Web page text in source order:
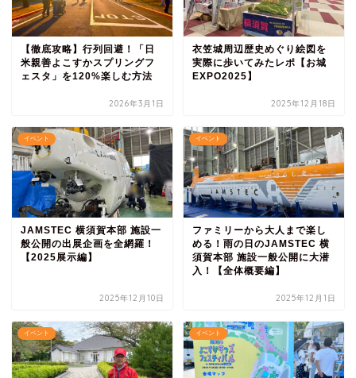
【徹底攻略】行列回避！「日
米親善よこすかスプリングフ
ェスタ」を120%楽しむ方法
2026年3月1日
衣笠城周辺歴史めぐり絵図を
実際に歩いてみたレポ【お城
EXPO2025】
2025年12月18日
イベント
JAMSTEC 横須賀本部 施設一
般公開の出展企画を全網羅！
【2025展示編】
2025年12月10日
イベント
ファミリーから大人まで楽し
める！雨の日のJAMSTEC 横
須賀本部 施設一般公開に大潜
入！【全体概要編】
2025年12月1日
イベント イベント